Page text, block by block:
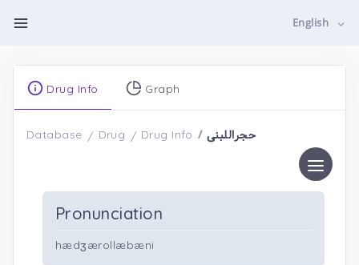
English
Drug Info Graph
Database Drug Drug Info حجراللبنی
Pronunciation
hædʒærollæbæni